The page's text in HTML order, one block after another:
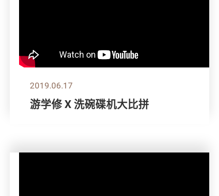
2019.06.17
游学修 X 洗碗碟机大比拼